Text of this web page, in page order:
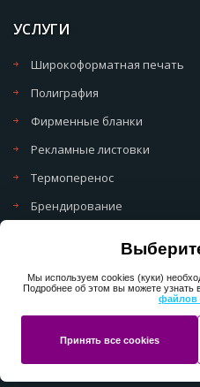
Мы используем cookies (куки)
Подробнее об этом вы можете узнать
файлов
Принять все cookies
УСЛУГИ
Широкоформатная печать
Полиграфия
Фирменные бланки
Рекламные листовки
Термоперенос
Брендирование
Политика обработки